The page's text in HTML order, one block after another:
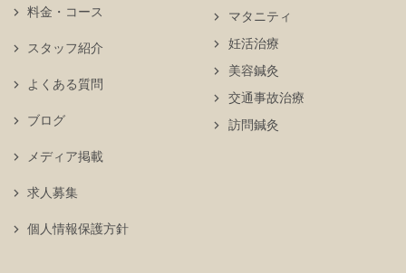
マタニティ
妊活治療
美容鍼灸
交通事故治療
訪問鍼灸
料金・コース
スタッフ紹介
よくある質問
ブログ
メディア掲載
求人募集
個人情報保護方針